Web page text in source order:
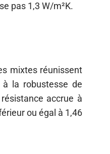
pas 1,3 W/m²K.
mixtes réunissent
à la robustesse de
accrue à
ou égal à 1,46